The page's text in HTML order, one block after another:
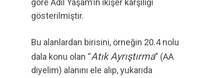
göre Adil Yaşam’ın ikişer karşılığı
gösterilmiştir.
Bu alanlardan birisini, örneğin 20.4 nolu
dala konu olan “Atık Ayrıştırma” (AA
diyelim) alanını ele alıp, yukarıda